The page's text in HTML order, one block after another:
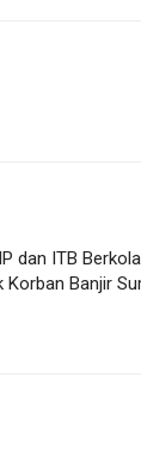
dan ITB
Korban Banjir